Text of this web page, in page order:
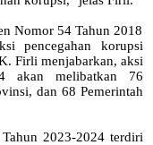
Nomor 54 Tahun 2018
pencegahan korupsi
Firli menjabarkan, aksi
akan melibatkan 76
dan 68 Pemerintah
2023-2024 terdiri